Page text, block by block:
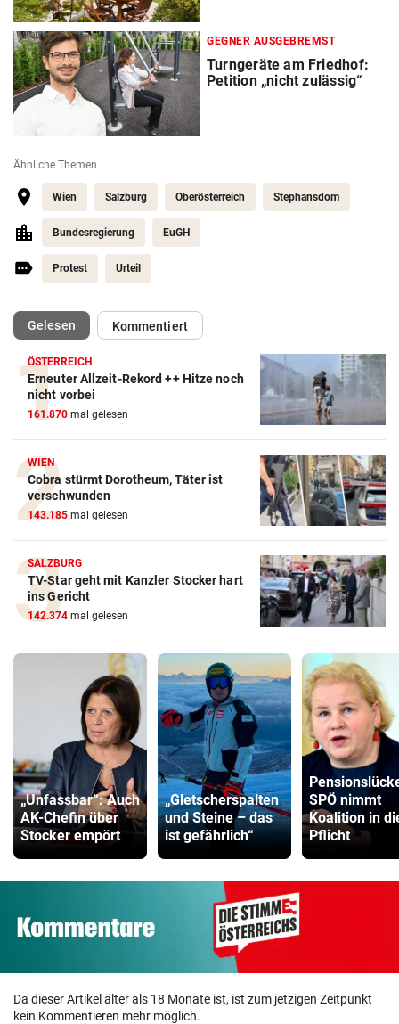
GEGNER AUSGEBREMST
Turngeräte am Friedhof:
Petition „nicht zulässig“
Ähnliche Themen
Wien Salzburg Oberösterreich Stephansdom
Bundesregierung EuGH
Protest Urteil
Gelesen(ausgewählt)Kommentiert
ÖSTERREICH
Erneuter Allzeit-Rekord ++ Hitze noch
nicht vorbei
161.870 mal gelesen
WIEN
Cobra stürmt Dorotheum, Täter ist
verschwunden
143.185 mal gelesen
SALZBURG
TV-Star geht mit Kanzler Stocker hart
ins Gericht
142.374 mal gelesen
„Unfassbar“: Auch
AK-Chefin über
Stocker empört
„Gletscherspalten
und Steine – das
ist gefährlich“
SPÖ nimmt
Koalition in
Pflicht
Da dieser Artikel älter als 18 Monate ist, ist zum jetzigen Zeitpunkt
kein Kommentieren mehr möglich.